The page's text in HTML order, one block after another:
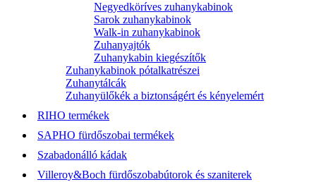
Negyedköríves zuhanykabinok
Sarok zuhanykabinok
Walk-in zuhanykabinok
Zuhanyajtók
Zuhanykabin kiegészítők
Zuhanykabinok pótalkatrészei
Zuhanytálcák
Zuhanyülőkék a biztonságért és kényelemért
RIHO termékek
SAPHO fürdőszobai termékek
Szabadonálló kádak
Villeroy&Boch fürdőszobabútorok és szaniterek